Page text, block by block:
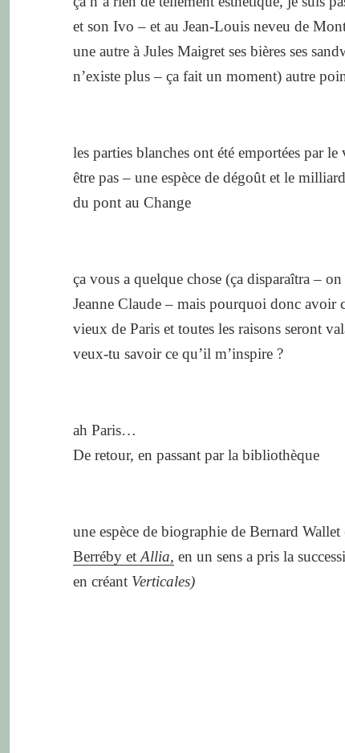
et son Ivo – et au Jean-Louis neveu de
une autre à Jules Maigret ses bières ses
n’existe plus – ça fait un moment) autre
les parties blanches ont été emportées par
être pas – une espèce de dégoût et le
du pont au Change
ça vous a quelque chose (ça disparaîtra –
Jeanne Claude – mais pourquoi donc avoir
vieux de Paris et toutes les raisons seront
veux-tu savoir ce qu’il m’inspire ?
ah Paris…
De retour, en passant par la bibliothèque
une espèce de biographie de Bernard
Berréby etAllia, en un sens a pris la
en créant Verticales)